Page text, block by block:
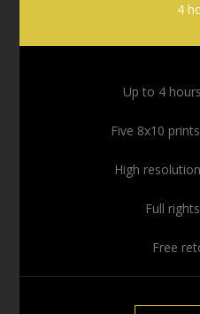
4
Up to 4
Five 8x10
High
Full
Free